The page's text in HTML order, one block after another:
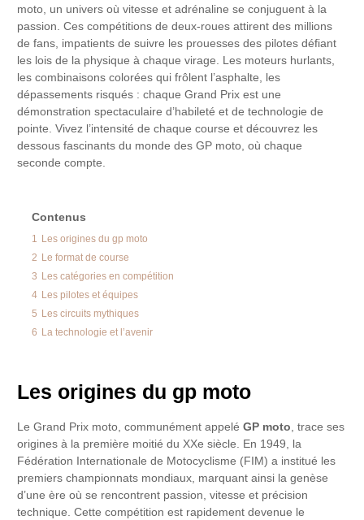
moto, un univers où vitesse et adrénaline se conjuguent à la
passion. Ces compétitions de deux-roues attirent des millions
de fans, impatients de suivre les prouesses des pilotes défiant
les lois de la physique à chaque virage. Les moteurs hurlants,
les combinaisons colorées qui frôlent l’asphalte, les
dépassements risqués : chaque Grand Prix est une
démonstration spectaculaire d’habileté et de technologie de
pointe. Vivez l’intensité de chaque course et découvrez les
dessous fascinants du monde des GP moto, où chaque
seconde compte.
Contenus
1 Les origines du gp moto
2 Le format de course
3 Les catégories en compétition
4 Les pilotes et équipes
5 Les circuits mythiques
6 La technologie et l’avenir
Les origines du gp moto
Le Grand Prix moto, communément appeléGP moto, trace ses
origines à la première moitié du XXe siècle. En 1949, la
Fédération Internationale de Motocyclisme (FIM) a institué les
premiers championnats mondiaux, marquant ainsi la genèse
d’une ère où se rencontrent passion, vitesse et précision
technique. Cette compétition est rapidement devenue le